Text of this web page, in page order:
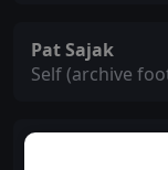
Pat Sajak
Self (archive